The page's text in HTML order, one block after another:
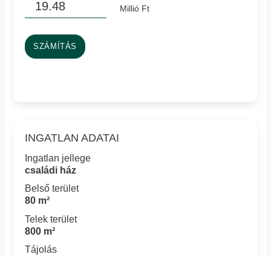
Millió Ft
SZÁMÍTÁS
INGATLAN ADATAI
Ingatlan jellege
családi ház
Belső terület
80 m²
Telek terület
800 m²
Tájolás